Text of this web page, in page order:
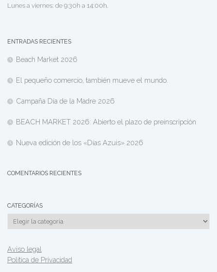
Lunes a viernes: de 9:30h a 14:00h.
ENTRADAS RECIENTES
Beach Market 2026
El pequeño comercio, también mueve el mundo.
Campaña Día de la Madre 2026
BEACH MARKET 2026: Abierto el plazo de preinscripción
Nueva edición de los «Días Azuis» 2026
COMENTARIOS RECIENTES
CATEGORÍAS
Categorías
Aviso legal
Política de Privacidad